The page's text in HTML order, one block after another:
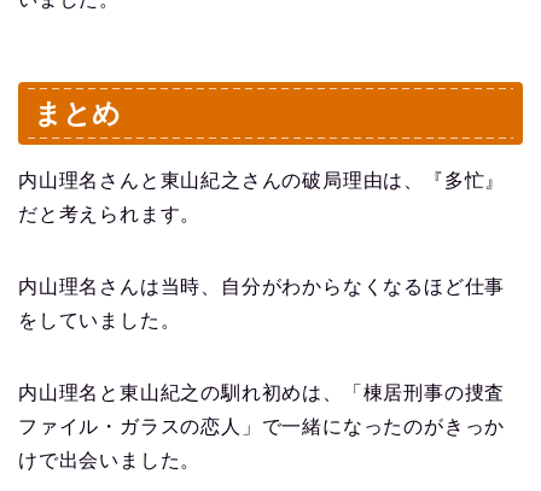
まとめ
内山理名さんと東山紀之さんの破局理由は、『多忙』
だと考えられます。
内山理名さんは当時、自分がわからなくなるほど仕事
をしていました。
内山理名と東山紀之の馴れ初めは、「棟居刑事の捜査
ファイル・ガラスの恋人」で一緒になったのがきっか
けで出会いました。